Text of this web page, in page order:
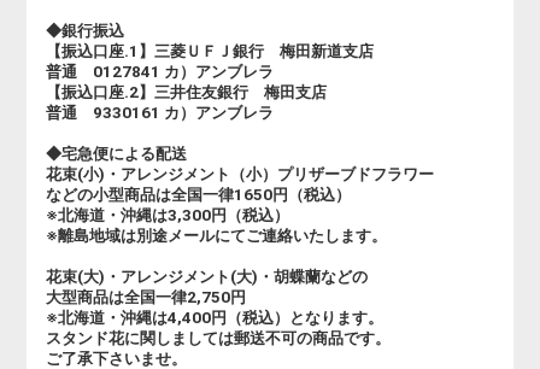
◆銀行振込
【振込口座.1】三菱ＵＦＪ銀行 梅田新道支店
普通 0127841 カ）アンブレラ
【振込口座.2】三井住友銀行 梅田支店
普通 9330161 カ）アンブレラ
◆宅急便による配送
花束(小)・アレンジメント（小）プリザーブドフラワー
などの小型商品は全国一律1650円（税込）
※北海道・沖縄は3,300円（税込）
※離島地域は別途メールにてご連絡いたします。
花束(大)・アレンジメント(大)・胡蝶蘭などの
大型商品は全国一律2,750円
※北海道・沖縄は4,400円（税込）となります。
スタンド花に関しましては郵送不可の商品です。
ご了承下さいませ。